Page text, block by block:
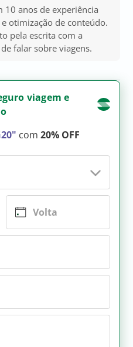
10 anos de experiência
otimização de conteúdo.
pela escrita com a
falar sobre viagens.
viagem e
com20% OFF